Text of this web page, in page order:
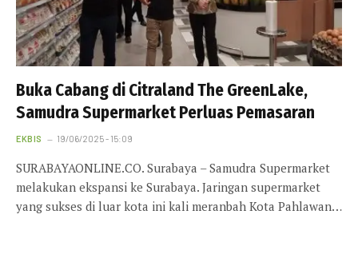
Buka Cabang di Citraland The GreenLake,
Samudra Supermarket Perluas Pemasaran
EKBIS 19/06/2025 - 15:09
SURABAYAONLINE.CO. Surabaya – Samudra Supermarket
melakukan ekspansi ke Surabaya. Jaringan supermarket
yang sukses di luar kota ini kali meranbah Kota Pahlawan…